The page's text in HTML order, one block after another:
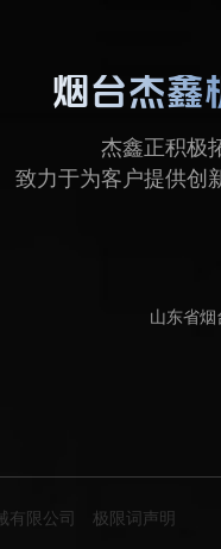
烟台杰鑫
杰鑫正积极
致力于为客户提供创
山东省
有限公司 极限词声明